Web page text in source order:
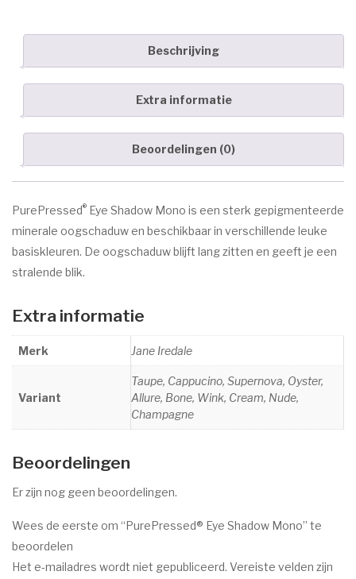
Beschrijving
Extra informatie
Beoordelingen (0)
PurePressed® Eye Shadow Mono is een sterk gepigmenteerde
minerale oogschaduw en beschikbaar in verschillende leuke
basiskleuren. De oogschaduw blijft lang zitten en geeft je een
stralende blik.
Extra informatie
Merk Jane Iredale
Variant
Taupe, Cappucino, Supernova, Oyster,
Allure, Bone, Wink, Cream, Nude,
Champagne
Beoordelingen
Er zijn nog geen beoordelingen.
Wees de eerste om “PurePressed® Eye Shadow Mono” te
beoordelen
Het e-mailadres wordt niet gepubliceerd. Vereiste velden zijn